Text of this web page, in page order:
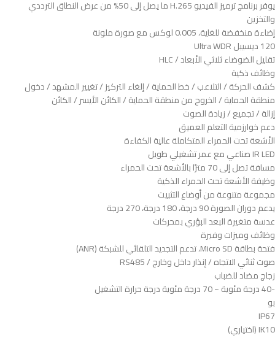
يوفر برنامج ترميز الفيديو H.265 ما يصل إلى 50% من عرض النطاق الترددي
والتخزين
إضاءة منخفضة للغاية، 0.005 لوكس مع صورة ملونة
120 ديسيبل Ultra WDR
تقليل الضوضاء ثلاثي الأبعاد / HLC
وظائف ذكية
كشف الحركة / التلاعب / خط الحماية / إلغاء التركيز / تغيير المشهد / دخول
منطقة الحماية / الخروج من منطقة الحماية / الكائن الأيسر / الكائن
إزالة / تجميع / زيادة الصوت
دعم خوارزمية التعلم العميق
الأشعة تحت الحمراء المتكاملة عالية الكفاءة
IR LED صناعي مع عمر تشغيلي طويل
مسافة تصل إلى 70 مترًا بالأشعة تحت الحمراء
وظيفة الأشعة تحت الحمراء الذكية
مجموعة متنوعة من أوضاع التثبيت
يدعم دوران الصورة 90 درجة، 180 درجة، 270 درجة
عدسة متغيرة البعد البؤري بمحركات
وظائف وميزات وفيرة
فتحة بطاقة Micro SD، تدعم التجديد التلقائي للشبكة (ANR)
صوت ثنائي الاتجاه / إنذار داخل وخارج / RS485
زجاج مضاد للضباب
-40 درجة مئوية ~ 70 درجة مئوية درجة حرارة التشغيل
بو
IP67
IK10 (اختياري)